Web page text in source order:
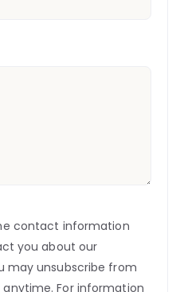
contact information
you about our
may unsubscribe from
For information